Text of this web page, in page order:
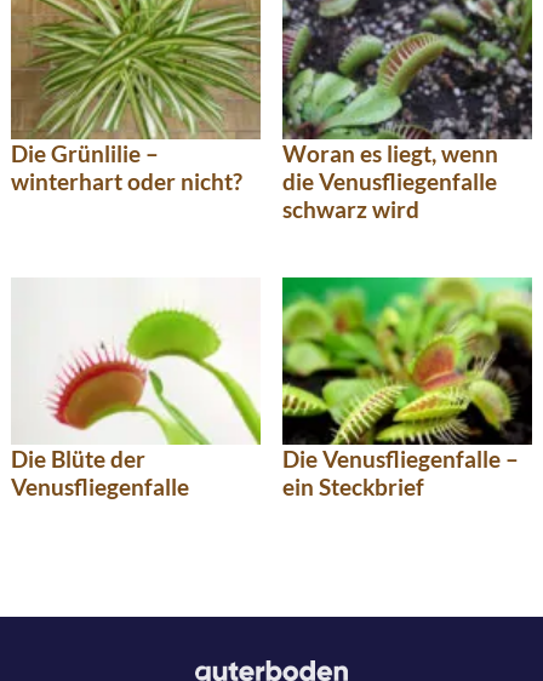
Die Grünlilie –
winterhart oder nicht?
Woran es liegt, wenn
die Venusfliegenfalle
schwarz wird
Die Blüte der
Venusfliegenfalle
Die Venusfliegenfalle –
ein Steckbrief